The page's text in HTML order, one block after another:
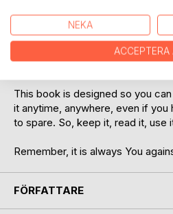
can find guidance within. But the
in your hands: to practice these
them in your life. It is about using
best self, one day at a time.
This book is designed so you
it anytime, anywhere, even if you
to spare. So, keep it, read it, use
Remember, it is always You
FÖRFATTARE
NEKA
ACCEPTERA